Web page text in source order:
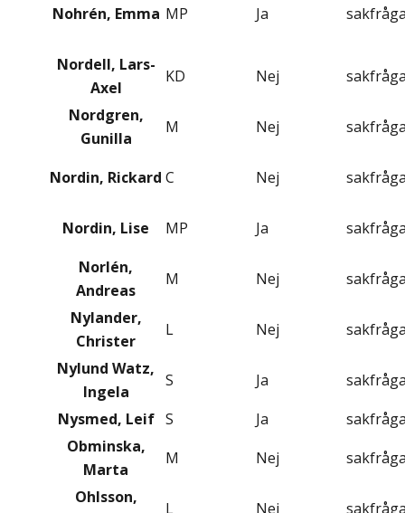
Nohrén, Emma MP Ja
Nordell, Lars-
Axel
KD Nej
Nordgren,
Gunilla
M Nej
Nordin, Rickard C Nej
Nordin, Lise MP Ja
Norlén,
Andreas
M Nej
Nylander,
Christer
L Nej
Nylund Watz,
Ingela
S Ja
Nysmed, Leif S Ja
Obminska,
Marta
M Nej
Ohlsson,
L Nej